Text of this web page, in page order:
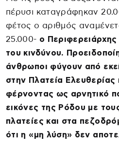
πέρυσι καταγράφηκαν
φέτος ο αριθμός
25.000- ο
του κινδύνου.
άνθρωποι φύγουν από
στην Πλατεία
φέρνοντας ως αρνητικό
εικόνες της Ρόδου με
πλατείες και στα
ότι η «μη λύση» δεν